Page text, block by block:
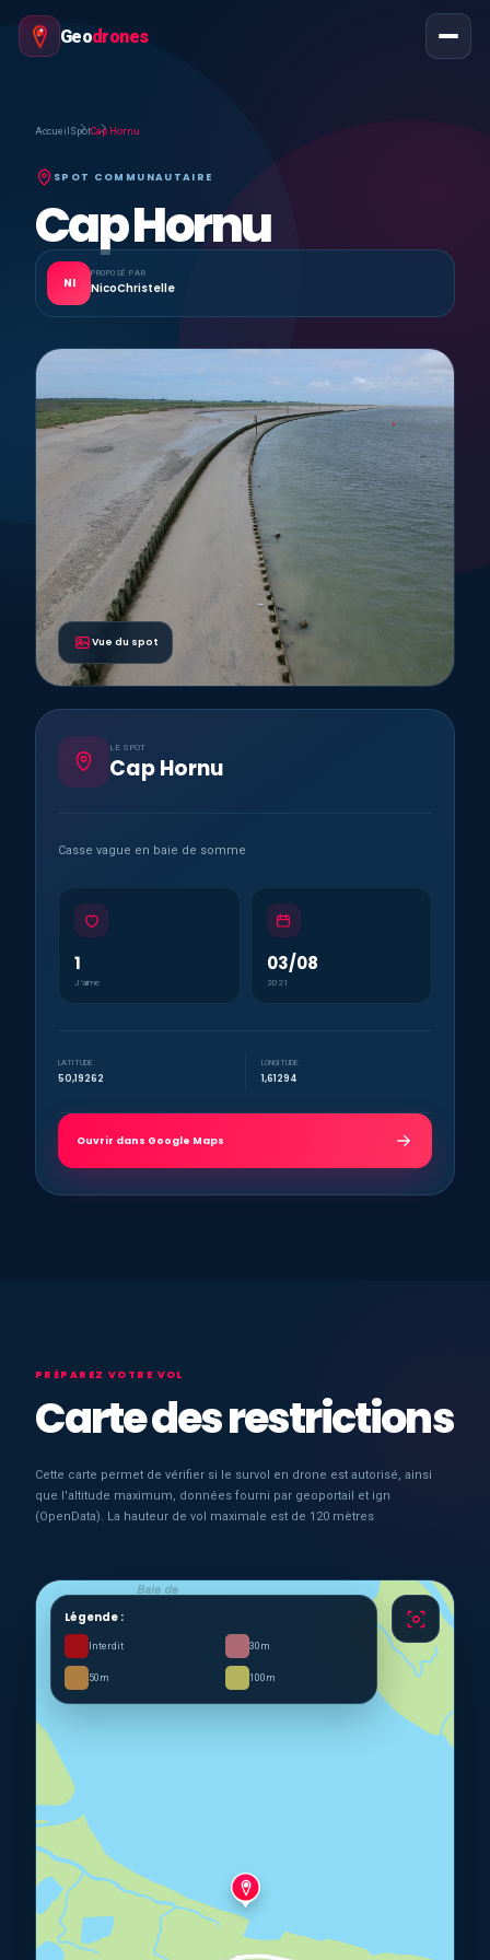
Geodrones
Accueil SpotCap Hornu
SPOT COMMUNAUTAIRE
Cap Hornu
NI
PROPOSÉ PAR
NicoChristelle
Vue du spot
LE SPOT
Cap Hornu
Casse vague en baie de somme
1
J’aime
03/08
2021
LATITUDE
50,19262
LONGITUDE
1,61294
Ouvrir dans Google Maps
PRÉPAREZ VOTRE VOL
Carte des restrictions
Cette carte permet de vérifier si le survol en drone est autorisé, ainsi
que l'altitude maximum, données fourni par geoportail et ign
(OpenData). La hauteur de vol maximale est de 120 mètres
Légende :
Interdit 30m
50m 100m